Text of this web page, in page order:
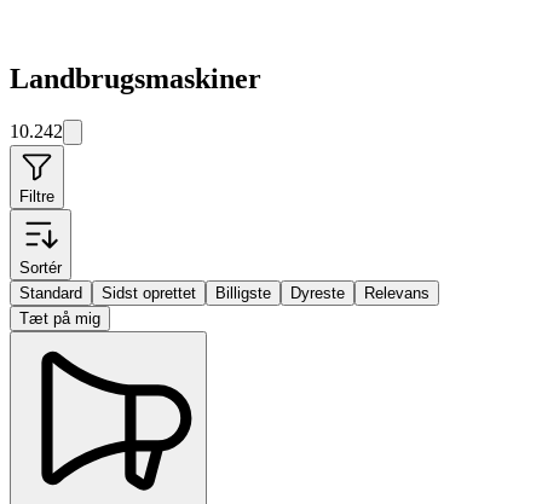
Landbrugsmaskiner
10.242
Filtre
Sortér
Standard
Sidst oprettet Billigste Dyreste
Relevans
Tæt på mig